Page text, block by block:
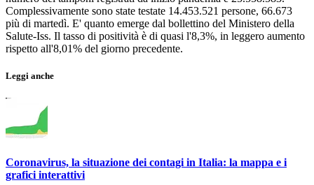
Complessivamente sono state testate 14.453.521 persone, 66.673
più di martedì. E' quanto emerge dal bollettino del Ministero della
Salute-Iss. Il tasso di positività è di quasi l'8,3%, in leggero aumento
rispetto all'8,01% del giorno precedente.
Leggi anche
Coronavirus, la situazione dei contagi in Italia: la mappa e i
grafici interattivi